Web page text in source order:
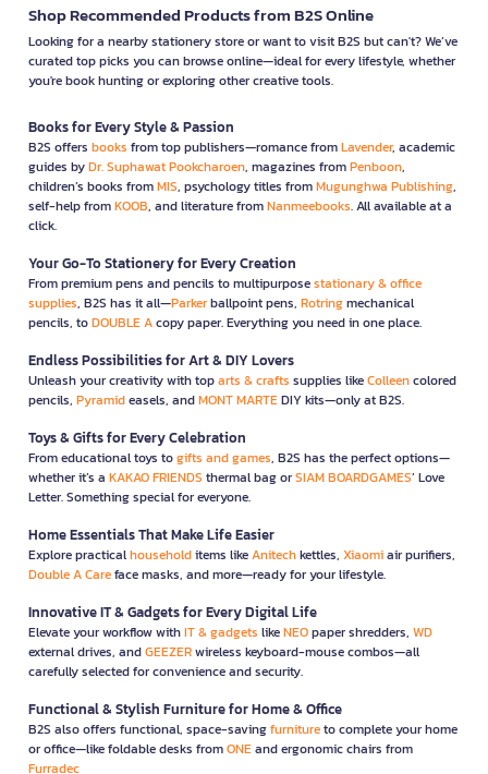
Shop Recommended Products from B2S Online
Looking for a nearby stationery store or want to visit B2S but can't? We’ve
curated top picks you can browse online—ideal for every lifestyle, whether
you're book hunting or exploring other creative tools.
Books for Every Style & Passion
B2S offers books from top publishers—romance fromLavender, academic
guides byDr. Suphawat Pookcharoen, magazines fromPenboon,
children’s books fromMIS, psychology titles fromMugunghwa Publishing,
self-help fromKOOB, and literature fromNanmeebooks. All available at a
click.
Your Go-To Stationery for Every Creation
From premium pens and pencils to multipurposestationary & office
supplies, B2S has it all—Parkerballpoint pens, Rotringmechanical
pencils, toDOUBLE Acopy paper. Everything you need in one place.
Endless Possibilities for Art & DIY Lovers
Unleash your creativity with toparts & crafts supplies likeColleencolored
pencils, Pyramideasels, andMONT MARTEDIY kits—only at B2S.
Toys & Gifts for Every Celebration
From educational toys togifts and games, B2S has the perfect options—
whether it’s a KAKAO FRIENDS thermal bag orSIAM BOARDGAMES’ Love
Letter. Something special for everyone.
Home Essentials That Make Life Easier
Explore practicalhouseholditems likeAnitechkettles, Xiaomiair purifiers,
Double A Careface masks, and more—ready for your lifestyle.
Innovative IT & Gadgets for Every Digital Life
Elevate your workflow withIT & gadgets likeNEOpaper shredders, WD
external drives, andGEEZERwireless keyboard-mouse combos—all
carefully selected for convenience and security.
Functional & Stylish Furniture for Home & Office
B2S also offers functional, space-savingfurnitureto complete your home
or office—like foldable desks fromONEand ergonomic chairs from
Furradec